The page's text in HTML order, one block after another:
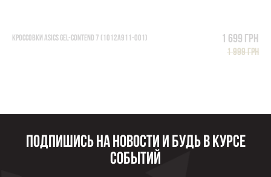
КРОССОВКИ ASICS GEL-CONTEND 7 (1012A911-001) 1 699 грн
1 999 грн
Подпишись на новости и будь в курсе
событий